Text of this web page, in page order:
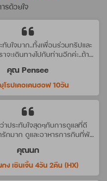
ารด้วยใจ
ทับใจมาก..ทั้งเพื่อนร่วมทริปและ
าจะเดินทางไปกับท่านอีกค่ะ..ถ้ามี
คุณ Pensee
ทัวร์ยุโรปเคอเคนฮอฟ 10วัน
าประทับใจสุดๆกับการดูแลที่ดี
รักมาก ดูและอาหารการกินที่พัก
บริษัทนี้อีกค่ะ
คุณนก
ง เซินเจิ้น 4วัน 2คืน (HX)